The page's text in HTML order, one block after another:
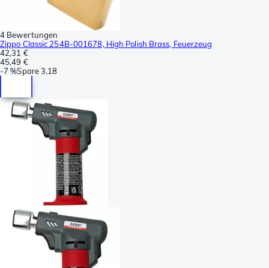
4 Bewertungen
Zippo Classic 254B-001678, High Polish Brass, Feuerzeug
42,31 €
45,49 €
-7 %Spare3,18